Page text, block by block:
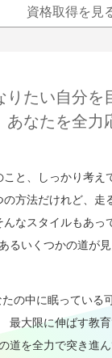
資格取得を見
りたい自分を
あなたを全力
と、しっかり考え
方法だけれど、走
んなスタイルもあっ
るいくつかの道が見
の中に眠っている
最大限に伸ばす教育
道を全力で突き進